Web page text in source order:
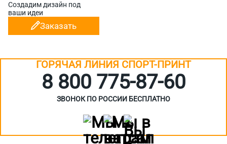
Создадим дизайн под
ваши идеи
Заказать
ГОРЯЧАЯ ЛИНИЯ СПОРТ-ПРИНТ
8 800 775‑87-60
ЗВОНОК ПО РОССИИ БЕСПЛАТНО